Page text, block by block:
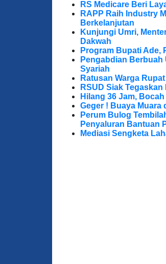
RS Medicare Beri
RAPP Raih Industry
Berkelanjutan
Kunjungi Umri,
Dakwah
Program Bupati Ade,
Pengabdian Berbuah
Syariah
Ratusan Warga
RSUD Siak
Hilang 36 Jam,
Geger ! Buaya Muara
Perum Bulog
Penyaluran Bantuan
Mediasi Sengketa